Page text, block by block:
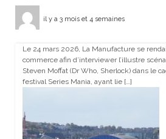
il y a 3 mois et 4 semaines
Le 24 mars 2026, La Manufacture se
commerce afin d’interviewer l’illustre
Steven Moffat (Dr Who, Sherlock) dans le
festival Series Mania, ayant lie […]